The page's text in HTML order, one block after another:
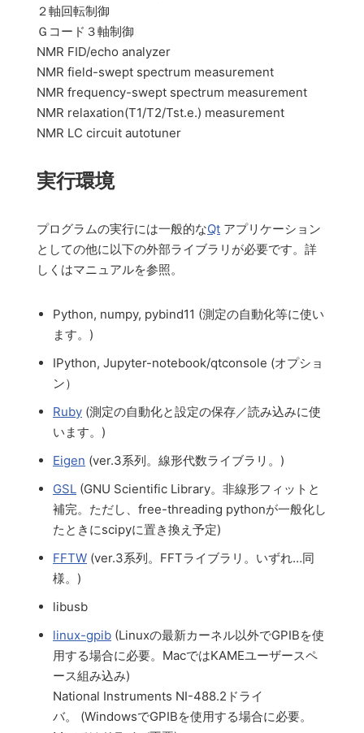
２軸回転制御
Ｇコード３軸制御
NMR FID/echo analyzer
NMR field-swept spectrum measurement
NMR frequency-swept spectrum measurement
NMR relaxation(T1/T2/Tst.e.) measurement
NMR LC circuit autotuner
実行環境
プログラムの実行には一般的なQt アプリケーション
としての他に以下の外部ライブラリが必要です。詳
しくはマニュアルを参照。
Python, numpy, pybind11 (測定の自動化等に使い
ます。)
IPython, Jupyter-notebook/qtconsole (オプショ
ン）
Ruby (測定の自動化と設定の保存／読み込みに使
います。)
Eigen (ver.3系列。線形代数ライブラリ。)
GSL (GNU Scientific Library。非線形フィットと
補完。ただし、free-threading pythonが一般化し
たときにscipyに置き換え予定)
FFTW (ver.3系列。FFTライブラリ。いずれ…同
様。)
libusb
linux-gpib (Linuxの最新カーネル以外でGPIBを使
用する場合に必要。MacではKAMEユーザースペ
ース組み込み)
National Instruments NI-488.2ドライ
バ。 (WindowsでGPIBを使用する場合に必要。